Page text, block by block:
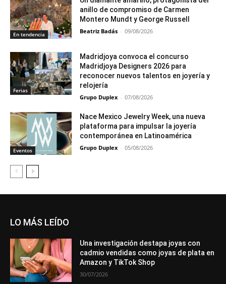
En tendencia
anillo de compromiso de Carmen
Montero Mundt y George Russell
Beatriz Badás - 09/08/2026
Ferias
Madridjoya convoca el concurso
Madridjoya Designers 2026 para
reconocer nuevos talentos en joyería y
relojería
Grupo Duplex - 07/08/2026
Eventos
Nace Mexico Jewelry Week, una nueva
plataforma para impulsar la joyería
contemporánea en Latinoamérica
Grupo Duplex - 05/08/2026
LO MÁS LEÍDO
Una investigación destapa joyas con
cadmio vendidas como joyas de plata en
Amazon y TikTok Shop
30/07/2026